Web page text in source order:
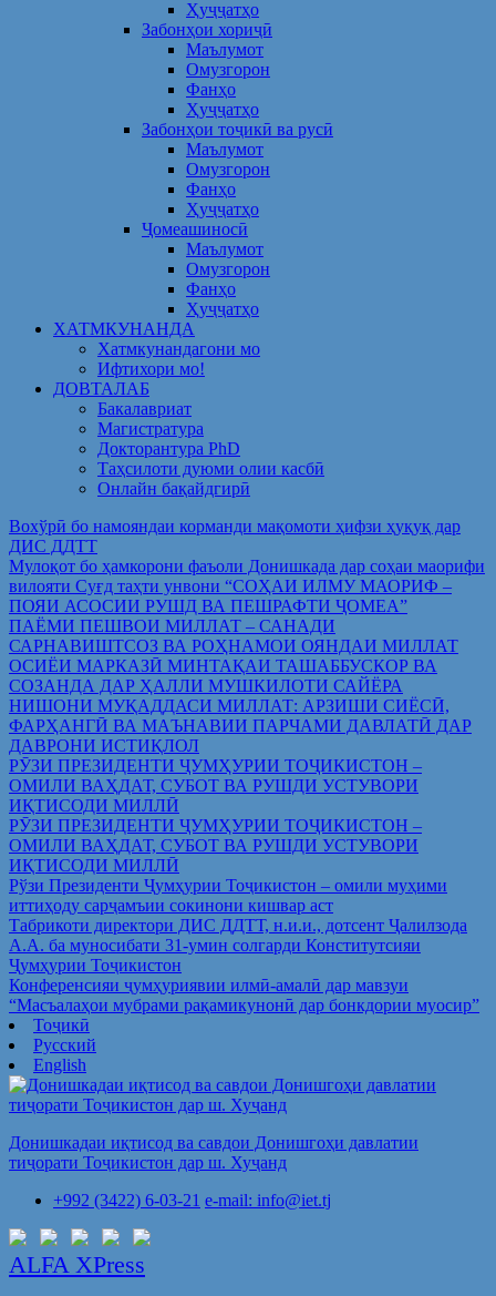
Ҳуҷҷатҳо
Забонҳои хориҷӣ
Маълумот
Омузгорон
Фанҳо
Ҳуҷҷатҳо
Забонҳои тоҷикӣ ва русӣ
Маълумот
Омузгорон
Фанҳо
Ҳуҷҷатҳо
Ҷомеашиносӣ
Маълумот
Омузгорон
Фанҳо
Ҳуҷҷатҳо
ХАТМКУНАНДА
Хатмкунандагони мо
Ифтихори мо!
ДОВТАЛАБ
Бакалавриат
Магистратура
Докторантура PhD
Таҳсилоти дуюми олии касбӣ
Онлайн бақайдгирӣ
Вохўрӣ бо намояндаи корманди мақомоти ҳифзи ҳуқуқ дар
ДИС ДДТТ
Мулоқот бо ҳамкорони фаъоли Донишкада дар соҳаи маорифи
вилояти Суғд таҳти унвони “СОҲАИ ИЛМУ МАОРИФ –
ПОЯИ АСОСИИ РУШД ВА ПЕШРАФТИ ҶОМЕА”
ПАЁМИ ПЕШВОИ МИЛЛАТ – САНАДИ
САРНАВИШТСОЗ ВА РОҲНАМОИ ОЯНДАИ МИЛЛАТ
ОСИЁИ МАРКАЗӢ МИНТАҚАИ ТАШАББУСКОР ВА
СОЗАНДА ДАР ҲАЛЛИ МУШКИЛОТИ САЙЁРА
НИШОНИ МУҚАДДАСИ МИЛЛАТ: АРЗИШИ СИЁСӢ,
ФАРҲАНГӢ ВА МАЪНАВИИ ПАРЧАМИ ДАВЛАТӢ ДАР
ДАВРОНИ ИСТИҚЛОЛ
РӮЗИ ПРЕЗИДЕНТИ ҶУМҲУРИИ ТОҶИКИСТОН –
ОМИЛИ ВАҲДАТ, СУБОТ ВА РУШДИ УСТУВОРИ
ИҚТИСОДИ МИЛЛӢ
РӮЗИ ПРЕЗИДЕНТИ ҶУМҲУРИИ ТОҶИКИСТОН –
ОМИЛИ ВАҲДАТ, СУБОТ ВА РУШДИ УСТУВОРИ
ИҚТИСОДИ МИЛЛӢ
Рўзи Президенти Ҷумҳурии Тоҷикистон – омили муҳими
иттиҳоду сарҷамъии сокинони кишвар аст
Табрикоти директори ДИС ДДТТ, н.и.и., дотсент Ҷалилзода
А.А. ба муносибати 31-умин солгарди Конститутсияи
Ҷумҳурии Тоҷикистон
Конференсияи ҷумҳуриявии илмӣ-амалӣ дар мавзуи
“Масъалаҳои мубрами рақамикунонӣ дар бонкдории муосир”
Тоҷикӣ
Русский
English
Донишкадаи иқтисод ва савдои Донишгоҳи давлатии
тиҷорати Тоҷикистон дар ш. Хуҷанд
+992 (3422) 6-03-21 e-mail: info@iet.tj
ALFA XPress